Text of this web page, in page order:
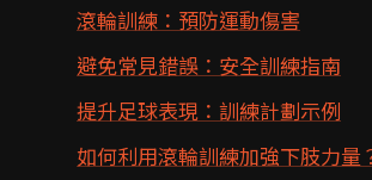
滾輪訓練：預防運動傷害
避免常見錯誤：安全訓練指南
提升足球表現：訓練計劃示例
如何利用滾輪訓練加強下肢力量